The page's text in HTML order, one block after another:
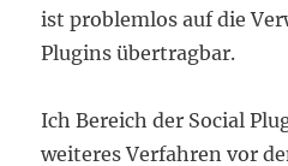
ist problemlos auf die
Plugins übertragbar.
Ich Bereich der Social
weiteres Verfahren vor